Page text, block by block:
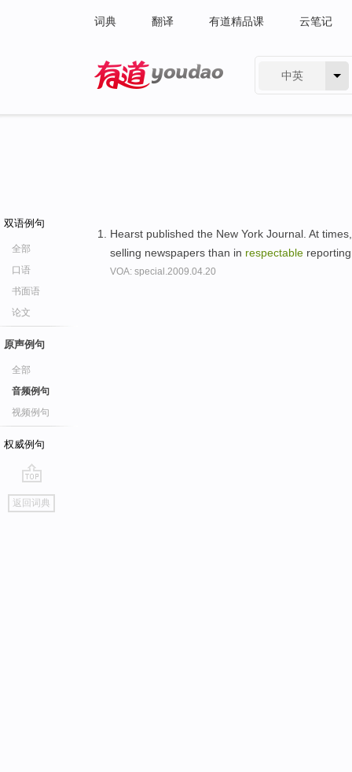
词典 翻译 有道精品课 云笔记
中英
双语例句
全部
口语
书面语
论文
原声例句
全部
音频例句
视频例句
权威例句
go
top
返回词典
Hearst published the New York Journal. At
selling newspapers than in respectable
VOA: special.2009.04.20